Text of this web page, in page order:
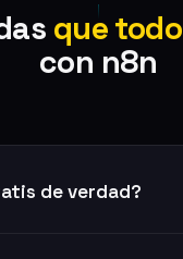
que
con n8n
de verdad?